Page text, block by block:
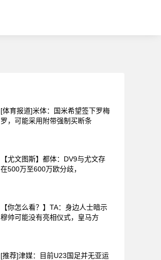
[体育报道]米体：国米希望签下罗梅
罗，可能采用附带强制买断条
【尤文图斯】都体：DV9与尤文存
在500万至600万欧分歧，
【你怎么看？】TA：身边人士暗示
穆帅可能没有亮相仪式，皇马方
[推荐]津媒：目前U23国足并无亚运